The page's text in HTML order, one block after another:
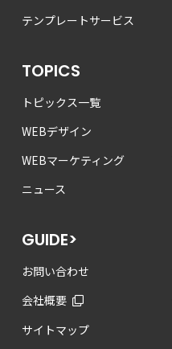
テンプレートサービス
TOPICS
トピックス一覧
WEBデザイン
WEBマーケティング
ニュース
GUIDE>
お問い合わせ
会社概要
サイトマップ